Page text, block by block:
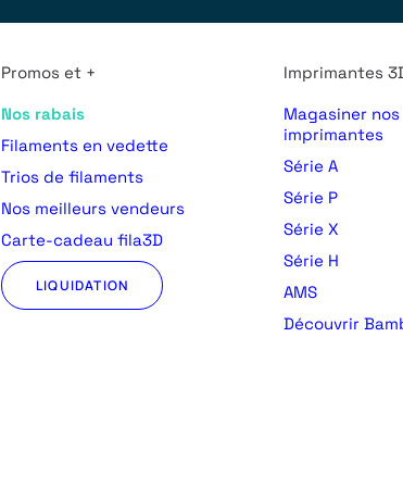
Promos et +
Nos rabais
Filaments en vedette
Trios de filaments
Nos meilleurs vendeurs
Carte-cadeau fila3D
LIQUIDATION
Imprimantes
Magasiner nos
imprimantes
Série A
Série P
Série X
Série H
AMS
Découvrir